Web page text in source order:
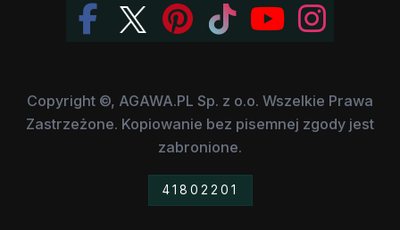
Copyright ©, AGAWA.PL Sp. z o.o. Wszelkie Prawa
Zastrzeżone. Kopiowanie bez pisemnej zgody jest
zabronione.
41802201